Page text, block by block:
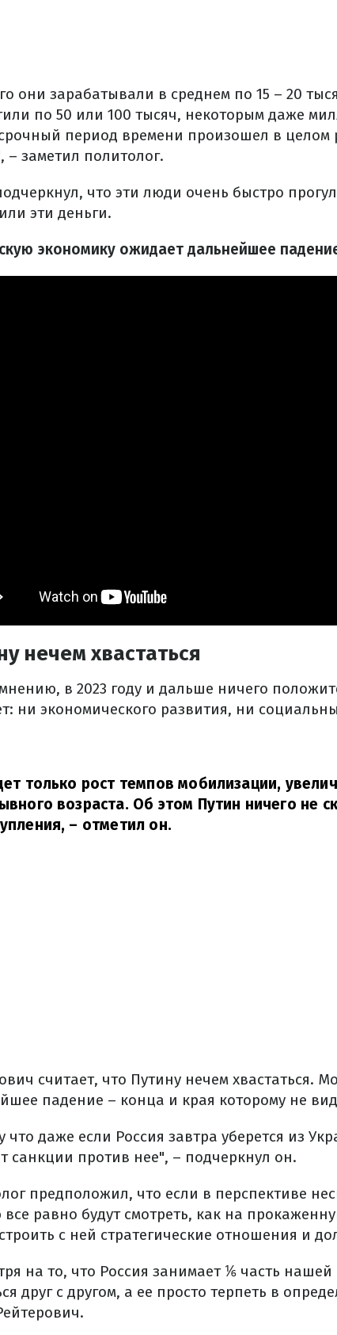
они зарабатывали в среднем по 15 – 20
по 50 или 100 тысяч, некоторым даже
период времени произошел в целом
– заметил политолог.
что эти люди очень быстро
эти деньги.
экономику ожидает дальнейшее
нечем хвастаться
в 2023 году и дальше ничего
ни экономического развития, ни
только рост темпов мобилизации,
возраста. Об этом Путин ничего не
– отметил он.
считает, что Путину нечем хвастаться.
падение – конца и края которому не
что даже если Россия завтра уберется из
санкции против нее", – подчеркнул он.
предположил, что если в перспективе
все равно будут смотреть, как на
с ней стратегические отношения и
на то, что Россия занимает ⅙ часть
друг с другом, а ее просто терпеть в